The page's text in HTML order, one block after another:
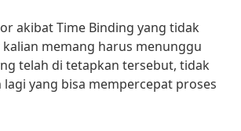
akibat Time Binding yang tidak
memang harus menunggu
telah di tetapkan tersebut, tidak
lagi yang bisa mempercepat proses